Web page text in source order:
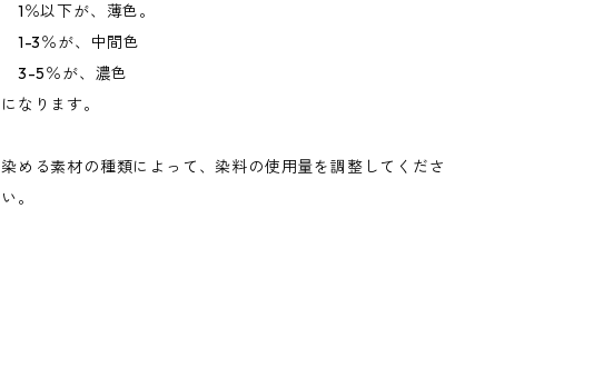
1％以下が、薄色。
1-3％が、中間色
3-5％が、濃色
になります。
染める素材の種類によって、染料の使用量を調整してくださ
い。